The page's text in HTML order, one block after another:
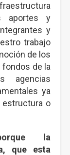
aportes y
y
trabajo
de los
fondos de la
agencias
ya
estructura o
la
que esta